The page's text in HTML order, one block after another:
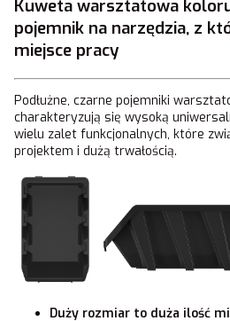
Kuweta warsztatowa
pojemnik na narzędzia, z
miejsce pracy
Podłużne, czarne pojemniki
charakteryzują się wysoką
wielu zalet funkcjonalnych, które
projektem i dużą trwałością.
Duży rozmiar to duża ilość